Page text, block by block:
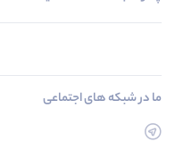
ما در شبکه های اجتماعی